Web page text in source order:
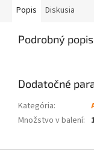
Popis Diskusia
Podrobný popis
Dodatočné
Kategória:
Množstvo v balení: